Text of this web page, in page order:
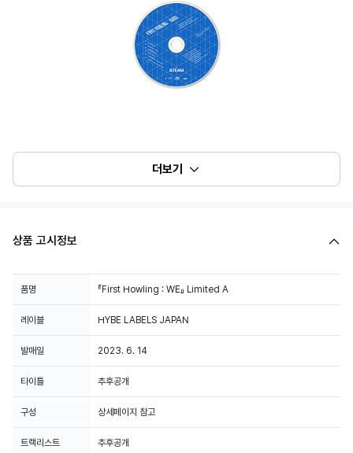
더보기
상품 고시정보
품명 『First Howling : WE』 Limited A
레이블 HYBE LABELS JAPAN
발매일 2023. 6. 14
타이틀 추후공개
구성 상세페이지 참고
트랙리스트 추후공개